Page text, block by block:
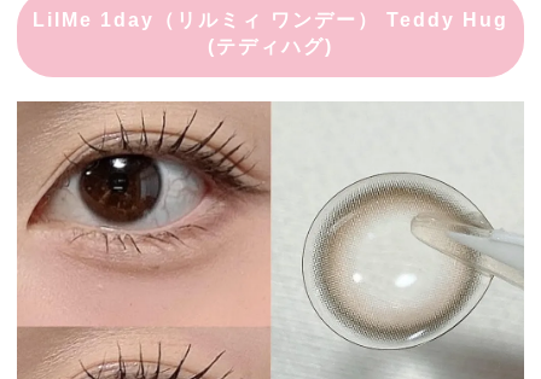
LilMe 1day（リルミィ ワンデー） Teddy Hug
(テディハグ)